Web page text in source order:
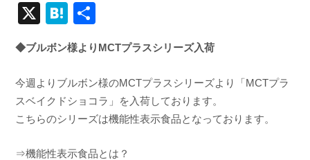
X
H
at
e
n
a
◆ブルボン様よりMCTプラスシリーズ入荷
今週よりブルボン様のMCTプラスシリーズより「MCTプラ
スベイクドショコラ」を入荷しております。
こちらのシリーズは機能性表示食品となっております。
⇒機能性表示食品とは？